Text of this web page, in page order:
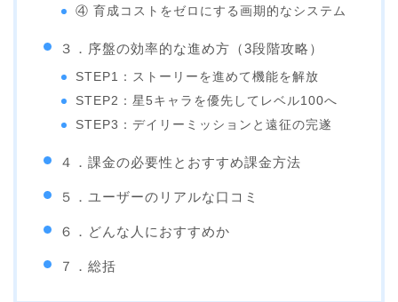
④ 育成コストをゼロにする画期的なシステム
３．序盤の効率的な進め方（3段階攻略）
STEP1：ストーリーを進めて機能を解放
STEP2：星5キャラを優先してレベル100へ
STEP3：デイリーミッションと遠征の完遂
４．課金の必要性とおすすめ課金方法
５．ユーザーのリアルな口コミ
６．どんな人におすすめか
７．総括